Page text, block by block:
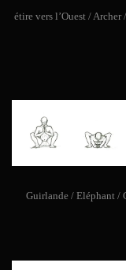
étire vers l’Ouest /
Guirlande / Eléphant /